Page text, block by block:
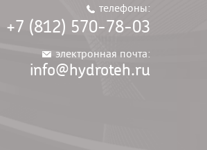
телефоны:
+7 (812) 570-78-03
электронная почта:
info@hydroteh.ru